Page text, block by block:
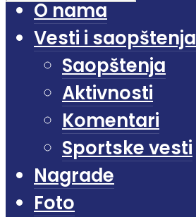
O nama
Vesti i saopštenja
Saopštenja
Aktivnosti
Komentari
Sportske vesti
Nagrade
Foto